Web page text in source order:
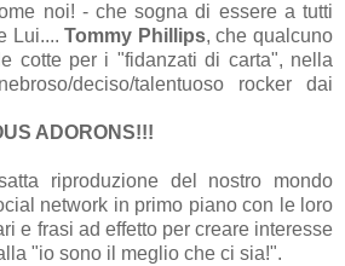
noi! - che sogna di essere a tutti
Lui....Tommy Phillips, che qualcuno
cotte per i "fidanzati di carta", nella
deciso/talentuoso rocker dai
ADORONS!!!
riproduzione del nostro mondo
network in primo piano con le loro
e frasi ad effetto per creare interesse
"io sono il meglio che ci sia!".